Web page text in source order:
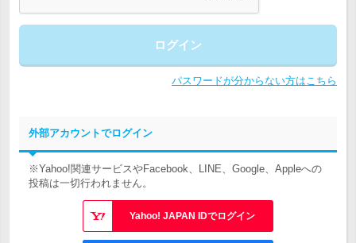
ログイン
パスワードが分からない方はこちら
外部アカウントでログイン
※Yahoo!関連サービスやFacebook、LINE、Google、Appleへの
投稿は一切行われません。
Yahoo! JAPAN IDでログイン